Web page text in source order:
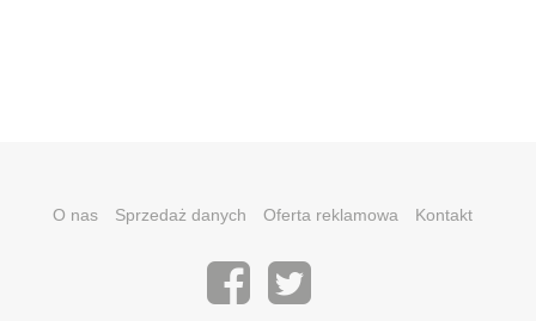
O nas Sprzedaż danych Oferta reklamowa Kontakt